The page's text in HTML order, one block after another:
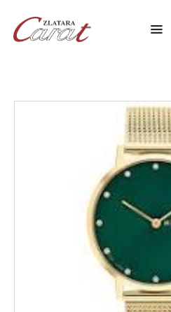
NASLOVNA
O NAMA
KONTAKT
SATOVI
SREBRNI
ZLATNI NAKIT